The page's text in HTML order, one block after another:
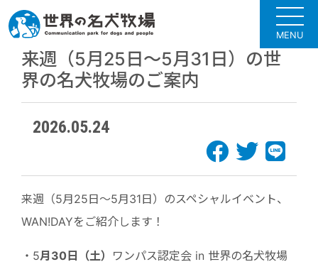
MENU
来週（5月25日～5月31日）の世
界の名犬牧場のご案内
2026.05.24
来週（5月25日～5月31日）のスペシャルイベント、
WAN!DAYをご紹介します！
・5月30 日（土） ワンパス認定会 in 世界の名犬牧場